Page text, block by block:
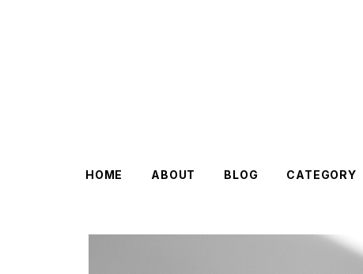
HOME ABOUT BLOG CATEGORY